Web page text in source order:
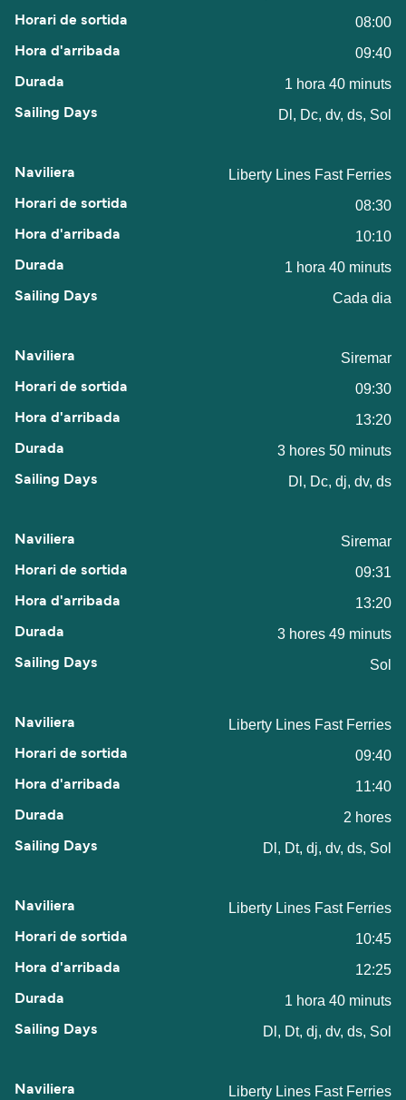
08:00
09:40
1 hora 40 minuts
Dl, Dc, dv, ds, Sol
Liberty Lines Fast Ferries
08:30
10:10
1 hora 40 minuts
Cada dia
Siremar
09:30
13:20
3 hores 50 minuts
Dl, Dc, dj, dv, ds
Siremar
09:31
13:20
3 hores 49 minuts
Sol
Liberty Lines Fast Ferries
09:40
11:40
2 hores
Dl, Dt, dj, dv, ds, Sol
Liberty Lines Fast Ferries
10:45
12:25
1 hora 40 minuts
Dl, Dt, dj, dv, ds, Sol
Liberty Lines Fast Ferries